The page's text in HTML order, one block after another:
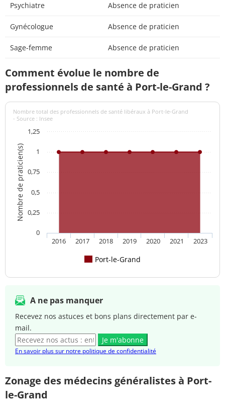
Psychiatre Absence de praticien
Gynécologue Absence de praticien
Sage-femme Absence de praticien
Comment évolue le nombre de
professionnels de santé à Port-le-Grand ?
Nombre de praticien(s)
Nombre total des professionnels de santé libéraux à Port-le-Grand
- Source : Insee
Port-le-Grand
2016 2017 2018 2019 2020 2021 2023
0
0,25
0,5
0,75
1
1,25
A ne pas manquer
Recevez nos astuces et bons plans directement par e-
mail.
Je m'abonne
En savoir plus sur notre politique de confidentialité
Zonage des médecins généralistes à Port-
le-Grand